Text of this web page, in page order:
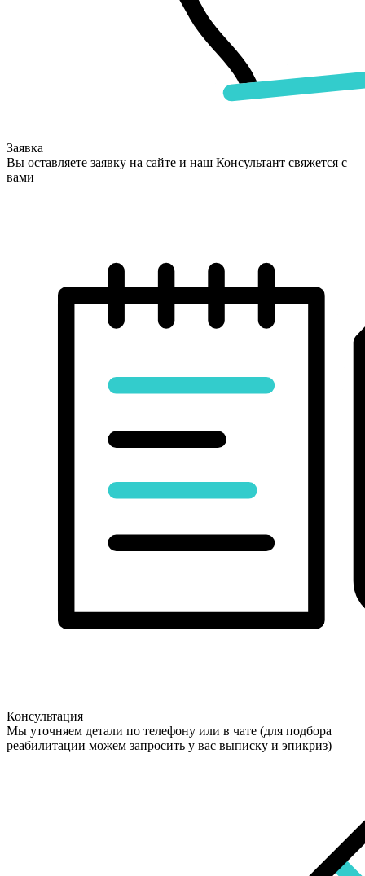
Заявка
Вы оставляете заявку на сайте и наш Консультант свяжется с
вами
Консультация
Мы уточняем детали по телефону или в чате (для подбора
реабилитации можем запросить у вас выписку и эпикриз)